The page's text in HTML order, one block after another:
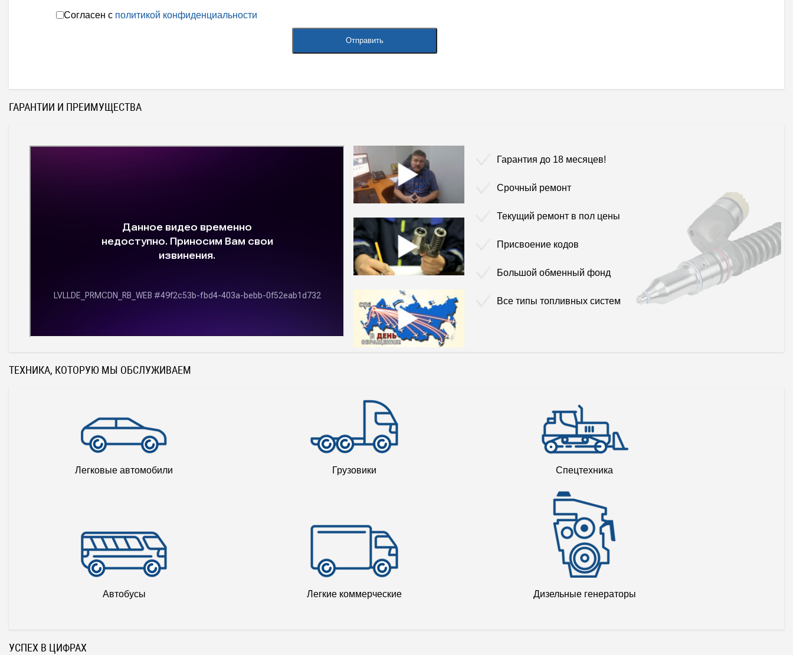
Согласен с политикой конфиденциальности
Отправить
ГАРАНТИИ И ПРЕИМУЩЕСТВА
Гарантия до 18 месяцев!
Срочный ремонт
Текущий ремонт в пол цены
Присвоение кодов
Большой обменный фонд
Все типы топливных систем
ТЕХНИКА, КОТОРУЮ МЫ ОБСЛУЖИВАЕМ
Легковые автомобили Грузовики Спецтехника
Автобусы Легкие коммерческие Дизельные генераторы
УСПЕХ В ЦИФРАХ